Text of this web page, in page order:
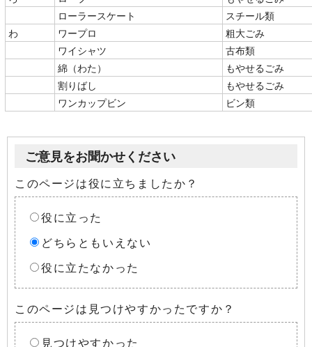
ローラースケート
スチール類
わ
ワープロ
粗大ごみ
ワイシャツ
古布類
綿（わた）
もやせるごみ
割りばし
もやせるごみ
ワンカップビン
ビン類
ご意見をお聞かせください
このページは役に立ちましたか？
役に立った
どちらともいえない
役に立たなかった
このページは見つけやすかったですか？
見つけやすかった